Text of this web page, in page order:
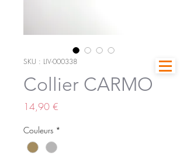
SKU : LIV-000338
Collier CARMO
14,90 €
Couleurs *